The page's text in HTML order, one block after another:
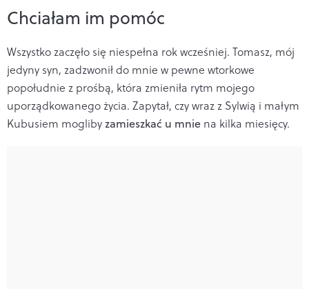
Chciałam im pomóc
Wszystko zaczęło się niespełna rok wcześniej. Tomasz, mój
jedyny syn, zadzwonił do mnie w pewne wtorkowe
popołudnie z prośbą, która zmieniła rytm mojego
uporządkowanego życia. Zapytał, czy wraz z Sylwią i małym
Kubusiem moglibyzamieszkać u mnie na kilka miesięcy.